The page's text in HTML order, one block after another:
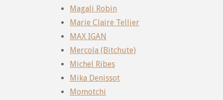
Magali Robin
Marie Claire Tellier
MAX IGAN
Mercola (Bitchute)
Michel Ribes
Mika Denissot
Momotchi